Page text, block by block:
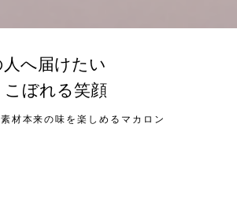
へ届けたい
ぼれる笑顔
材本来の味を楽しめるマカロン